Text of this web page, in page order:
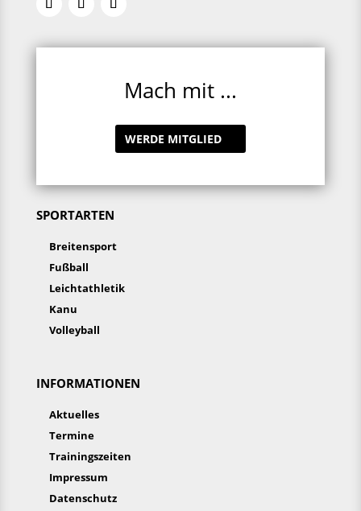
Mach mit ...
WERDE MITGLIED
SPORTARTEN
Breitensport
Fußball
Leichtathletik
Kanu
Volleyball
INFORMATIONEN
Aktuelles
Termine
Trainingszeiten
Impressum
Datenschutz